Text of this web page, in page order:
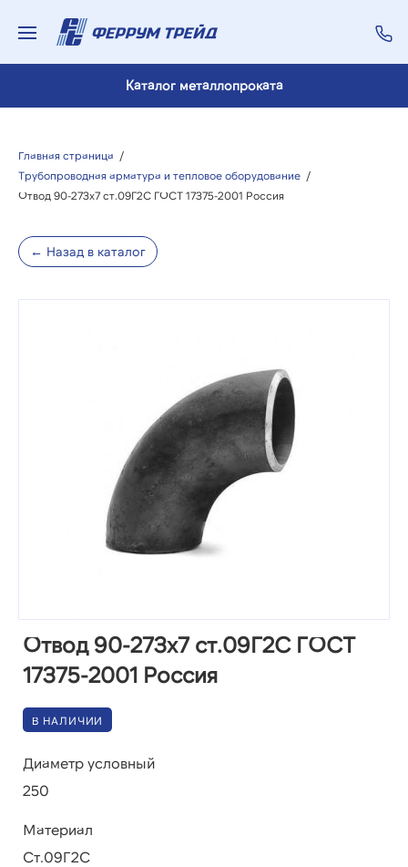
Каталог металлопроката
Главная страница /
Трубопроводная арматура и тепловое оборудование /
Отвод 90-273х7 ст.09Г2С ГОСТ 17375-2001 Россия
← Назад в каталог
Отвод 90-273х7 ст.09Г2С ГОСТ
17375-2001 Россия
В НАЛИЧИИ
Диаметр условный
250
Материал
Ст.09Г2С